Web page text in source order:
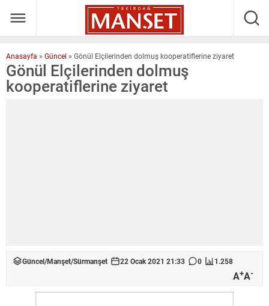
Anasayfa » Güncel » Gönül Elçilerinden dolmuş kooperatiflerine ziyaret
Gönül Elçilerinden dolmuş
kooperatiflerine ziyaret
Güncel/Manşet/Sürmanşet 22 Ocak 2021 21:33 0 1.258
A+A-